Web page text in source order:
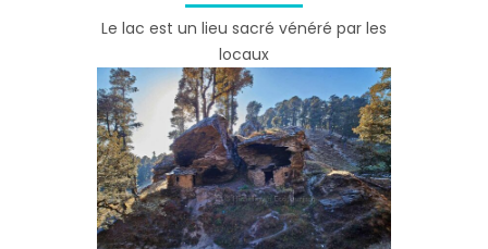
Le lac est un lieu sacré vénéré par les
locaux